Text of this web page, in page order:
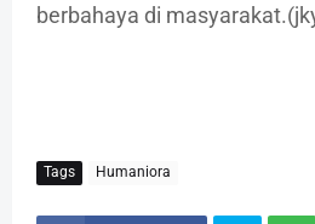
berbahaya di
Tags Humaniora